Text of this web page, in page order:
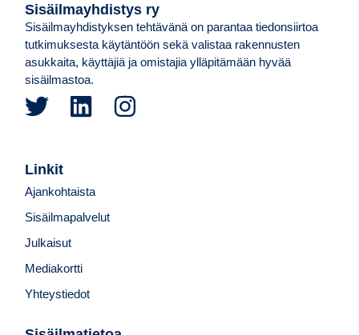
Sisäilmayhdistys ry
Sisäilmayhdistyksen tehtävänä on parantaa tiedonsiirtoa
tutkimuksesta käytäntöön sekä valistaa rakennusten
asukkaita, käyttäjiä ja omistajia ylläpitämään hyvää
sisäilmastoa.
Linkit
Ajankohtaista
Sisäilmapalvelut
Julkaisut
Mediakortti
Yhteystiedot